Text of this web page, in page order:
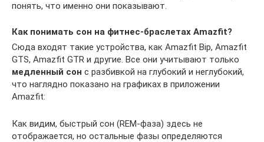
понять, что именно они показывают.
Как понимать сон на фитнес-браслетах Amazfit?
Сюда входят такие устройства, как Amazfit Bip, Amazfit
GTS, Amazfit GTR и другие. Все они учитывают только
медленный сон с разбивкой на глубокий и неглубокий,
что наглядно показано на графиках в приложении
Amazfit:
Как видим, быстрый сон (REM-фаза) здесь не
отображается, но остальные фазы определяются